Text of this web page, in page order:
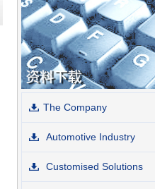
The Company
Automotive Industry
Customised Solutions